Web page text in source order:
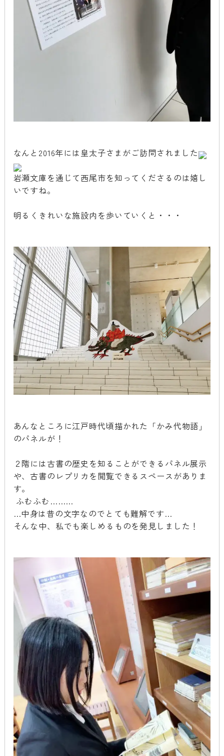
なんと2016年には皇太子さまがご訪問されました
岩瀬文庫を通じて西尾市を知ってくださるのは嬉し
いですね。
明るくきれいな施設内を歩いていくと・・・
あんなところに江戸時代頃描かれた「かみ代物語」
のパネルが！
２階には古書の歴史を知ることができるパネル展示
や、古書のレプリカを閲覧できるスペースがありま
す。
ふむふむ………
…中身は昔の文字なのでとても難解です…
そんな中、私でも楽しめるものを発見しました！